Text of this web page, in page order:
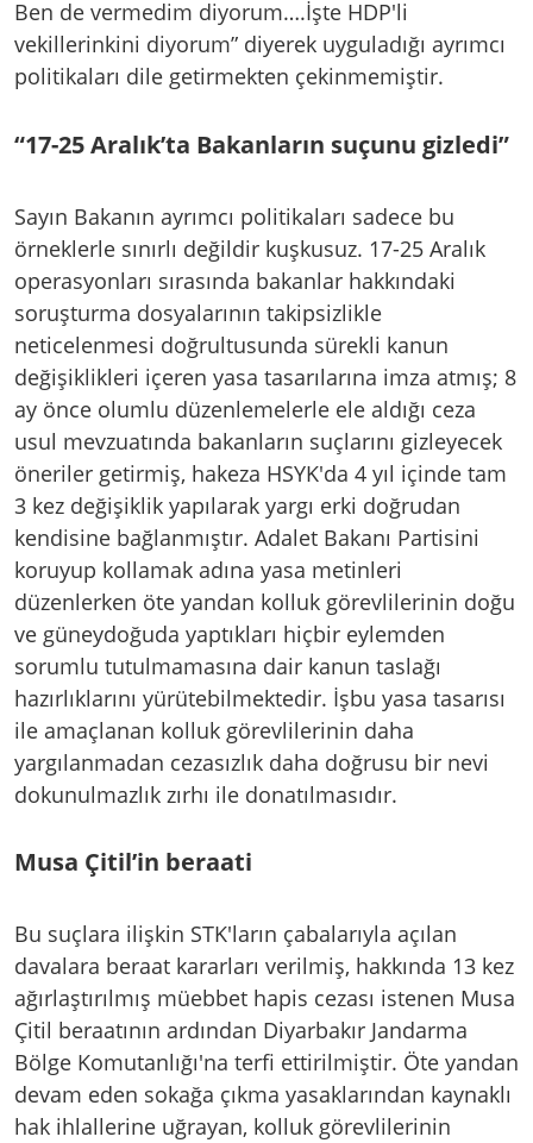
Ben de vermedim diyorum….İşte HDP'li
vekillerinkini diyorum” diyerek uyguladığı ayrımcı
politikaları dile getirmekten çekinmemiştir.
“17-25 Aralık’ta Bakanların suçunu gizledi”
Sayın Bakanın ayrımcı politikaları sadece bu
örneklerle sınırlı değildir kuşkusuz. 17-25 Aralık
operasyonları sırasında bakanlar hakkındaki
soruşturma dosyalarının takipsizlikle
neticelenmesi doğrultusunda sürekli kanun
değişiklikleri içeren yasa tasarılarına imza atmış; 8
ay önce olumlu düzenlemelerle ele aldığı ceza
usul mevzuatında bakanların suçlarını gizleyecek
öneriler getirmiş, hakeza HSYK'da 4 yıl içinde tam
3 kez değişiklik yapılarak yargı erki doğrudan
kendisine bağlanmıştır. Adalet Bakanı Partisini
koruyup kollamak adına yasa metinleri
düzenlerken öte yandan kolluk görevlilerinin doğu
ve güneydoğuda yaptıkları hiçbir eylemden
sorumlu tutulmamasına dair kanun taslağı
hazırlıklarını yürütebilmektedir. İşbu yasa tasarısı
ile amaçlanan kolluk görevlilerinin daha
yargılanmadan cezasızlık daha doğrusu bir nevi
dokunulmazlık zırhı ile donatılmasıdır.
Musa Çitil’in beraati
Bu suçlara ilişkin STK'ların çabalarıyla açılan
davalara beraat kararları verilmiş, hakkında 13 kez
ağırlaştırılmış müebbet hapis cezası istenen Musa
Çitil beraatının ardından Diyarbakır Jandarma
Bölge Komutanlığı'na terfi ettirilmiştir. Öte yandan
devam eden sokağa çıkma yasaklarından kaynaklı
hak ihlallerine uğrayan, kolluk görevlilerinin